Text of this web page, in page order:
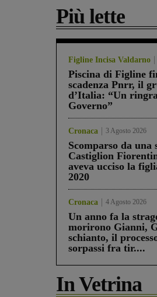
Più lette
Figline Incisa Valdarno
Piscina di Figline
scadenza Pnrr, il
d’Italia: “Un
Governo”
Cronaca 3 Agosto 2026
Scomparso da
Castiglion
aveva ucciso la
2020
Cronaca 4 Agosto 2026
Un anno fa la
morirono Gianni,
schianto, il
sorpassi fra tir....
In Vetrina